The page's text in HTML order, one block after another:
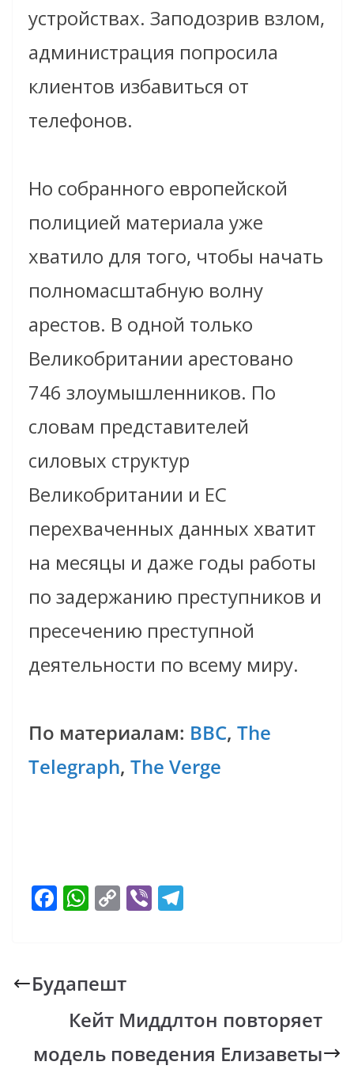
устройствах. Заподозрив взлом,
администрация попросила
клиентов избавиться от
телефонов.
Но собранного европейской
полицией материала уже
хватило для того, чтобы начать
полномасштабную волну
арестов. В одной только
Великобритании арестовано
746 злоумышленников. По
словам представителей
силовых структур
Великобритании и ЕС
перехваченных данных хватит
на месяцы и даже годы работы
по задержанию преступников и
пресечению преступной
деятельности по всему миру.
По материалам: BBC, The
Telegraph, The Verge
F
b
o
o
k
W
s
A
p
p
C
y
Li
n
k
Vi
m
Будапешт
Кейт Миддлтон повторяет
модель поведения Елизаветы